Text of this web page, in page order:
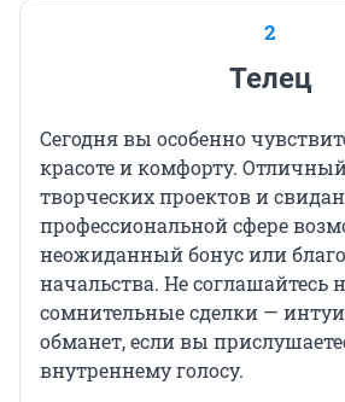
2
Телец
Сегодня вы особенно
красоте и комфорту.
творческих проектов и
профессиональной сфере
неожиданный бонус или
начальства. Не соглашайтесь
сомнительные сделки —
обманет, если вы
внутреннему голосу.